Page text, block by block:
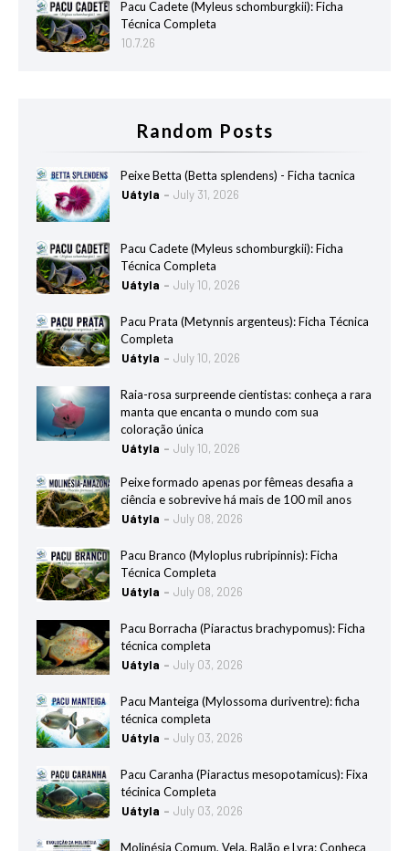
Pacu Cadete (Myleus schomburgkii): Ficha
Técnica Completa
10.7.26
Random Posts
Peixe Betta (Betta splendens) - Ficha tacnica
Uátyla
July 31, 2026
Pacu Cadete (Myleus schomburgkii): Ficha
Técnica Completa
Uátyla
July 10, 2026
Pacu Prata (Metynnis argenteus): Ficha Técnica
Completa
Uátyla
July 10, 2026
Raia-rosa surpreende cientistas: conheça a rara
manta que encanta o mundo com sua
coloração única
Uátyla
July 10, 2026
Peixe formado apenas por fêmeas desafia a
ciência e sobrevive há mais de 100 mil anos
Uátyla
July 08, 2026
Pacu Branco (Myloplus rubripinnis): Ficha
Técnica Completa
Uátyla
July 08, 2026
Pacu Borracha (Piaractus brachypomus): Ficha
técnica completa
Uátyla
July 03, 2026
Pacu Manteiga (Mylossoma duriventre): ficha
técnica completa
Uátyla
July 03, 2026
Pacu Caranha (Piaractus mesopotamicus): Fixa
técinica Completa
Uátyla
July 03, 2026
Molinésia Comum, Vela, Balão e Lyra: Conheça